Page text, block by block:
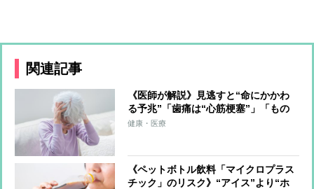
関連記事
《医師が解説》見逃すと“命にかかわ
る予兆”「歯痛は“心筋梗塞”」「もの
が二重に見えたら“脳腫瘍”」「肩こり
健康・医療
《ペットボトル飲料「マイクロプラス
チック」のリスク》“アイス”より“ホ